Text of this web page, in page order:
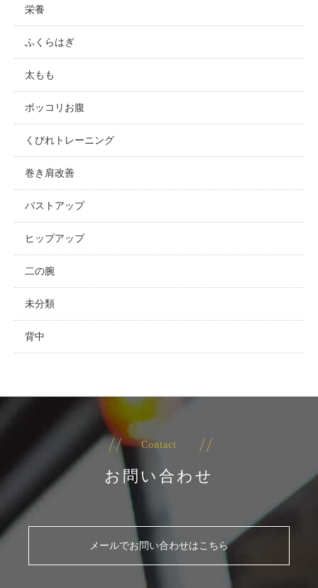
栄養
ふくらはぎ
太もも
ポッコリお腹
くびれトレーニング
巻き肩改善
バストアップ
ヒップアップ
二の腕
未分類
背中
Contact
お問い合わせ
メールでお問い合わせはこちら